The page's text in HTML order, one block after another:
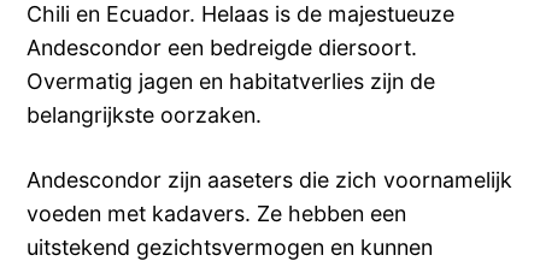
Chili en Ecuador. Helaas is de majestueuze
Andescondor een bedreigde diersoort.
Overmatig jagen en habitatverlies zijn de
belangrijkste oorzaken.
Andescondor zijn aaseters die zich voornamelijk
voeden met kadavers. Ze hebben een
uitstekend gezichtsvermogen en kunnen